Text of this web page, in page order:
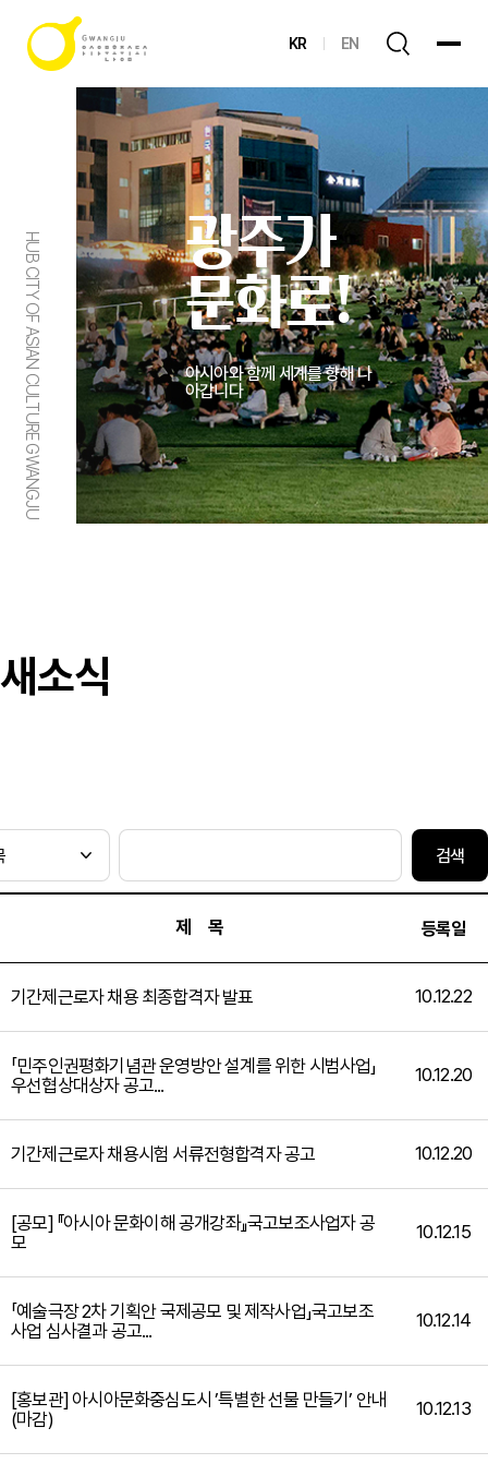
KR EN
HUB CITY OF ASIAN CULTURE GWANGJU
광주가
문화로!
아시아와 함께 세계를 향해 나
아갑니다
새소식
제 목 등록일
기간제근로자 채용 최종합격자 발표 10.12.22
「민주인권평화기념관 운영방안 설계를 위한 시범사업」
우선협상대상자 공고...
10.12.20
기간제근로자 채용시험 서류전형합격자 공고 10.12.20
[공모] 『아시아 문화이해 공개강좌』국고보조사업자 공
모
10.12.15
「예술극장 2차 기획안 국제공모 및 제작사업」국고보조
사업 심사결과 공고...
10.12.14
[홍보관] 아시아문화중심도시 ’특별한 선물 만들기’ 안내
(마감)
10.12.13
검색